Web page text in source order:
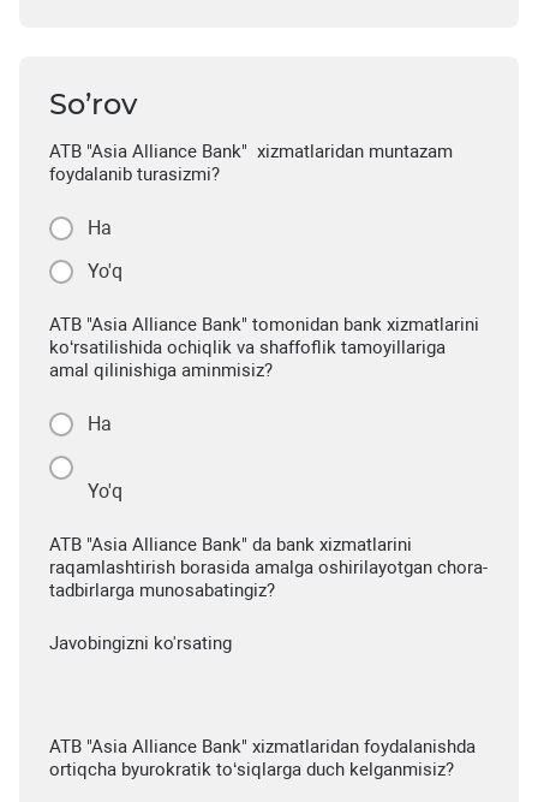
So’rov
ATB "Asia Alliance Bank" xizmatlaridan muntazam
foydalanib turasizmi?
Ha
Yo'q
ATB "Asia Alliance Bank" tomonidan bank xizmatlarini
ko‘rsatilishida ochiqlik va shaffoflik tamoyillariga
amal qilinishiga aminmisiz?
Ha
Yo'q
ATB "Asia Alliance Bank" da bank xizmatlarini
raqamlashtirish borasida amalga oshirilayotgan chora-
tadbirlarga munosabatingiz?
Javobingizni ko'rsating
ATB "Asia Alliance Bank" xizmatlaridan foydalanishda
ortiqcha byurokratik to‘siqlarga duch kelganmisiz?